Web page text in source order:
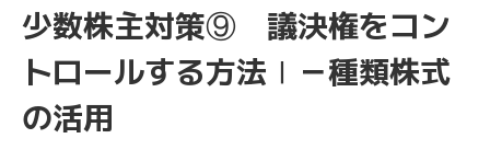
少数株主対策⑨ 議決権をコン
トロールする方法Ⅰ－種類株式
の活用